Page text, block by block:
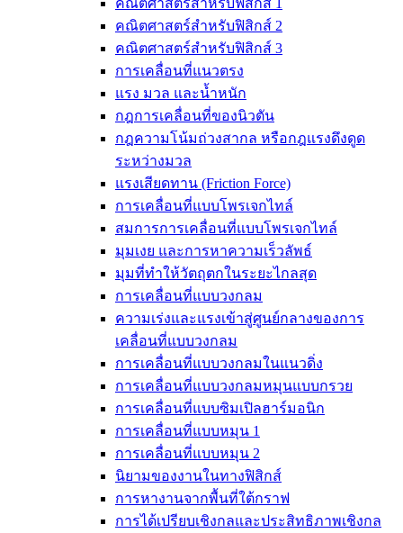
คณิตศาสตร์สำหรับฟิสิกส์ 1
คณิตศาสตร์สำหรับฟิสิกส์ 2
คณิตศาสตร์สำหรับฟิสิกส์ 3
การเคลื่อนที่แนวตรง
แรง มวล และน้ำหนัก
กฎการเคลื่อนที่ของนิวตัน
กฎความโน้มถ่วงสากล หรือกฎแรงดึงดูด
ระหว่างมวล
แรงเสียดทาน (Friction Force)
การเคลื่อนที่แบบโพรเจกไทล์
สมการการเคลื่อนที่แบบโพรเจกไทล์
มุมเงย และการหาความเร็วลัพธ์
มุมที่ทำให้วัตถุตกในระยะไกลสุด
การเคลื่อนที่แบบวงกลม
ความเร่งและแรงเข้าสู่ศูนย์กลางของการ
เคลื่อนที่แบบวงกลม
การเคลื่อนที่แบบวงกลมในแนวดิ่ง
การเคลื่อนที่แบบวงกลมหมุนแบบกรวย
การเคลื่อนที่แบบซิมเปิลฮาร์มอนิก
การเคลื่อนที่แบบหมุน 1
การเคลื่อนที่แบบหมุน 2
นิยามของงานในทางฟิสิกส์
การหางานจากพื้นที่ใต้กราฟ
การได้เปรียบเชิงกลและประสิทธิภาพเชิงกล